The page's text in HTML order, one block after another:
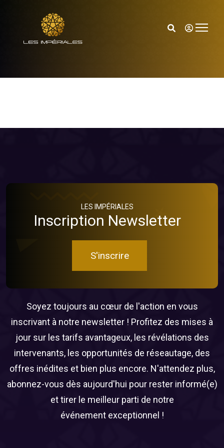
Hommages
LES IMPÉRIALES
Inscription Newsletter
S'inscrire
Soyez toujours au cœur de l'action en vous
inscrivant à notre newsletter ! Profitez des mises à
jour sur les tarifs avantageux, les révélations des
intervenants, les opportunités de réseautage, des
offres inédites et bien plus encore. N'attendez plus,
abonnez-vous dès aujourd'hui pour rester informé(e)
et tirer le meilleur parti de notre
événement exceptionnel !